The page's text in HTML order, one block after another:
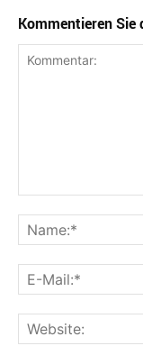
Kommentieren Sie